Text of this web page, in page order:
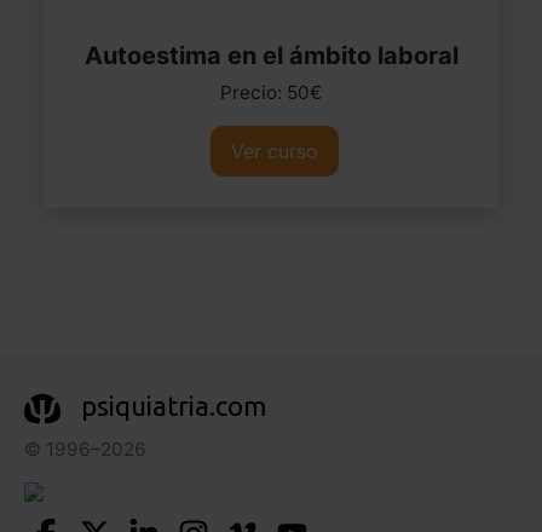
Autoestima en el ámbito laboral
Precio: 50€
Ver curso
psiquiatria.com
© 1996–2026